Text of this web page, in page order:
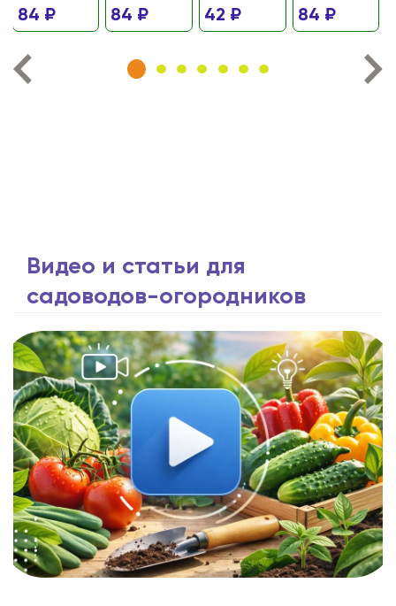
84 ₽ 84 ₽ 42 ₽ 84 ₽
Видео и статьи для
садоводов-огородников